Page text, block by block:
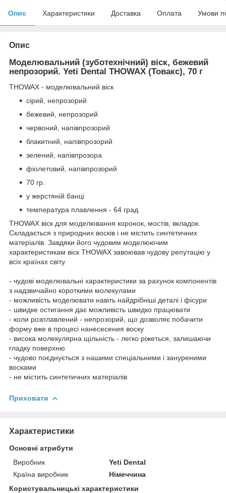
Опис Характеристики Доставка Оплата Умови
Опис
Моделювальний (зуботехнічний) віск, бежевий
непрозорий. Yeti Dental THOWAX (Товакс), 70 г
THOWAX - моделювальний віск
сірий, непрозорий
бежевий, непрозорий
червоний, напівпрозорий
блакитний, напівпрозорий
зелений, напівпрозора
фіолетовий, напівпрозорий
70 гр.
у жерстяній банці
температура плавлення - 64 град.
THOWAX віск для моделювання коронок, мостів, вкладок.
Складається з природних восків і не містить синтетичних
матеріалів. Завдяки його чудовим моделюючим
характеристикам віск THOWAX завоював чудову репутацію у
всіх країнах світу.
- чудові моделювальні характеристики за рахунок компонентів
з надзвичайно короткими молекулами
- можливість моделювати навіть найдрібніші деталі і фісури
- швидке остигання дає можливість швидко працювати
- коли розплавлений - непрозорий, що дозволяє побачити
форму вже в процесі нанесесения воску
- висока молекулярна щільність - легко ріжеться, залишаючи
гладку поверхню
- чудово поєднується з нашими спеціальними і зануреними
восками
- не містить синтетичних матеріалів
Приховати
Характеристики
Основні атрибути
Виробник
Yeti Dental
Країна виробник
Німеччина
Користувальницькі характеристики